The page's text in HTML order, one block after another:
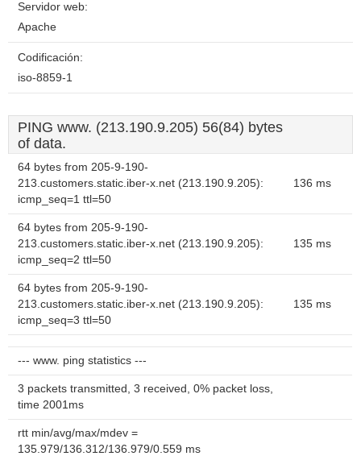
Servidor web:
Apache
Codificación:
iso-8859-1
PING www. (213.190.9.205) 56(84) bytes
of data.
64 bytes from 205-9-190-
213.customers.static.iber-x.net (213.190.9.205):
icmp_seq=1 ttl=50
136 ms
64 bytes from 205-9-190-
213.customers.static.iber-x.net (213.190.9.205):
icmp_seq=2 ttl=50
135 ms
64 bytes from 205-9-190-
213.customers.static.iber-x.net (213.190.9.205):
icmp_seq=3 ttl=50
135 ms
--- www. ping statistics ---
3 packets transmitted, 3 received, 0% packet loss,
time 2001ms
rtt min/avg/max/mdev =
135.979/136.312/136.979/0.559 ms